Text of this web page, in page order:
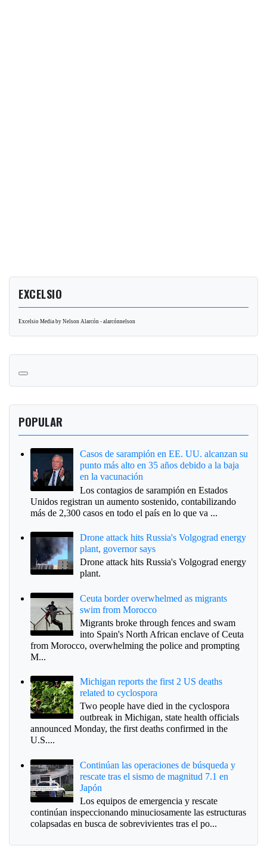
EXCELSIO
Excelsio Media by Nelson Alarcón - alarcónnelson
POPULAR
Casos de sarampión en EE. UU. alcanzan su
punto más alto en 35 años debido a la baja
en la vacunación
Los contagios de sarampión en Estados
Unidos registran un aumento sostenido, contabilizando
más de 2,300 casos en todo el país en lo que va ...
Drone attack hits Russia's Volgograd energy
plant, governor says
Drone attack hits Russia's Volgograd energy
plant.
Ceuta border overwhelmed as migrants
swim from Morocco
Migrants broke through fences and swam
into Spain's North African enclave of Ceuta
from Morocco, overwhelming the police and prompting
M...
Michigan reports the first 2 US deaths
related to cyclospora
Two people have died in the cyclospora
outbreak in Michigan, state health officials
announced Monday, the first deaths confirmed in the
U.S....
Continúan las operaciones de búsqueda y
rescate tras el sismo de magnitud 7.1 en
Japón
Los equipos de emergencia y rescate
continúan inspeccionando minuciosamente las estructuras
colapsadas en busca de sobrevivientes tras el po...